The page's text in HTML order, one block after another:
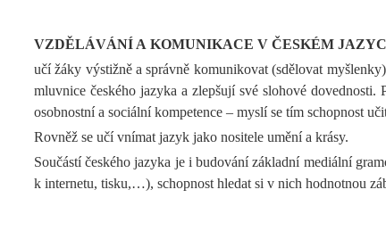
VZDĚLÁVÁNÍ A KOMUNIKACE V ČESKÉM
učí žáky výstižně a správně komunikovat (sdělovat
mluvnice českého jazyka a zlepšují své slohové
osobnostní a sociální kompetence – myslí se tím schopnost
Rovněž se učí vnímat jazyk jako nositele umění a krásy.
Součástí českého jazyka je i budování základní mediální
k internetu, tisku,…), schopnost hledat si v nich hodnotnou